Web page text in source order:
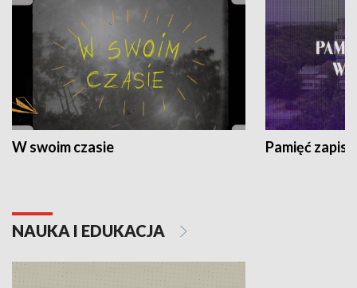
W swoim czasie Pamięć
NAUKA I EDUKACJA